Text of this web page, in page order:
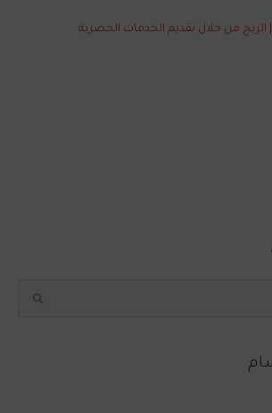
الربح من خلال تقديم الخدمات الحصرية